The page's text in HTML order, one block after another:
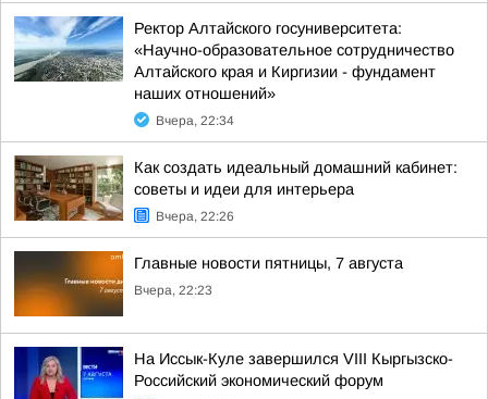
Ректор Алтайского госуниверситета:
«Научно-образовательное сотрудничество
Алтайского края и Киргизии - фундамент
наших отношений»
Вчера, 22:34
Как создать идеальный домашний кабинет:
советы и идеи для интерьера
Вчера, 22:26
Главные новости пятницы, 7 августа
Вчера, 22:23
На Иссык-Куле завершился VIII Кыргызско-
Российский экономический форум